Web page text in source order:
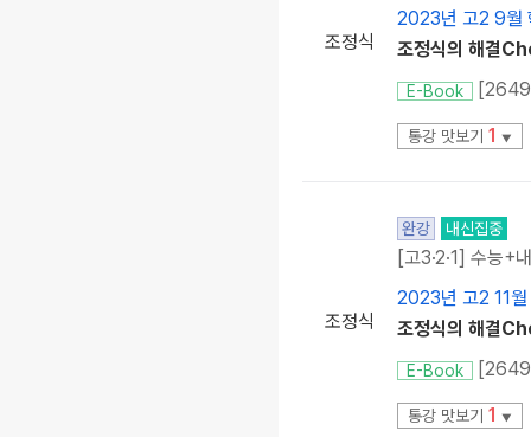
조정식
2023년 고2 9월
조정식의 해결
E-Book
통강 맛보기 1 ▼
조정식
완강 내신집중
[고3·2·1] 수능+
2023년 고2 11월
조정식의 해결
E-Book
통강 맛보기 1 ▼